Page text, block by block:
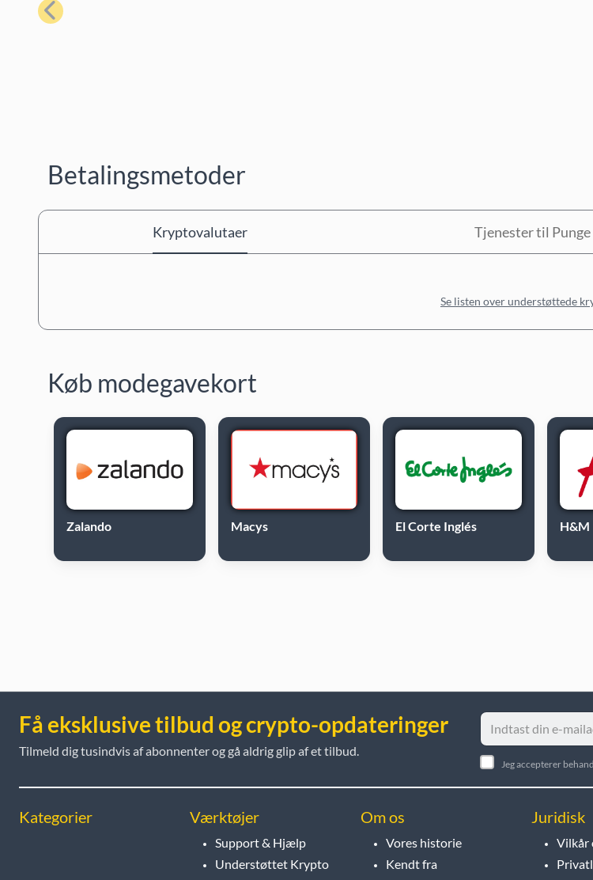
Forrige
Betalingsmetoder
Kryptovalutaer Tjenester til Punge
Se listen over understøttede
Køb modegavekort
Zalando Macys El Corte Inglés H&M
Få eksklusive tilbud og crypto-opdateringer
Tilmeld dig tusindvis af abonnenter og gå aldrig glip af et tilbud.
Jeg accepterer
Kategorier Værktøjer
Support & Hjælp
Understøttet Krypto
Om os
Vores historie
Kendt fra
Juridisk
Vilkår